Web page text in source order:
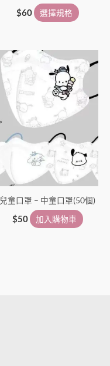
$60 選擇規格
頁
擇
選
項
兒童口罩 – 中童口罩(50個)
$50 加入購物車